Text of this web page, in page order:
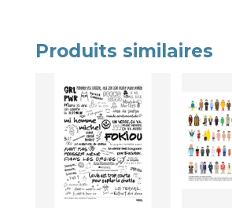
Produits similaires